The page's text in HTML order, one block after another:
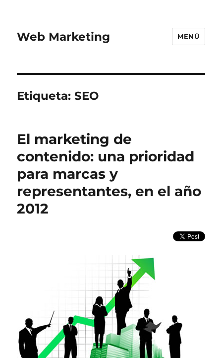
Web Marketing MENÚ
Etiqueta:SEO
El marketing de
contenido: una prioridad
para marcas y
representantes, en el año
2012